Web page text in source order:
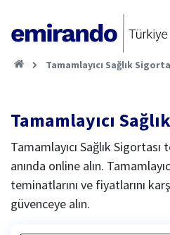
Tamamlayıcı Sağlık
Tamamlayıcı
Tamamlayıcı Sağlık
anında online alın.
teminatlarını ve fiyatlarını
güvenceye alın.